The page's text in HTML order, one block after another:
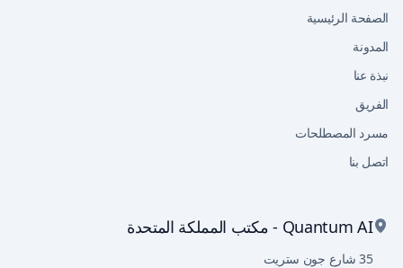
الصفحة الرئيسية
المدونة
نبذة عنا
الفريق
مسرد المصطلحات
اتصل بنا
Quantum AI - مكتب المملكة المتحدة
35 شارع جون ستريت